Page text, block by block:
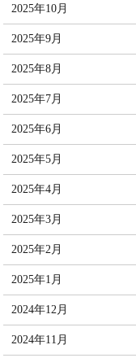
2025年10月
2025年9月
2025年8月
2025年7月
2025年6月
2025年5月
2025年4月
2025年3月
2025年2月
2025年1月
2024年12月
2024年11月